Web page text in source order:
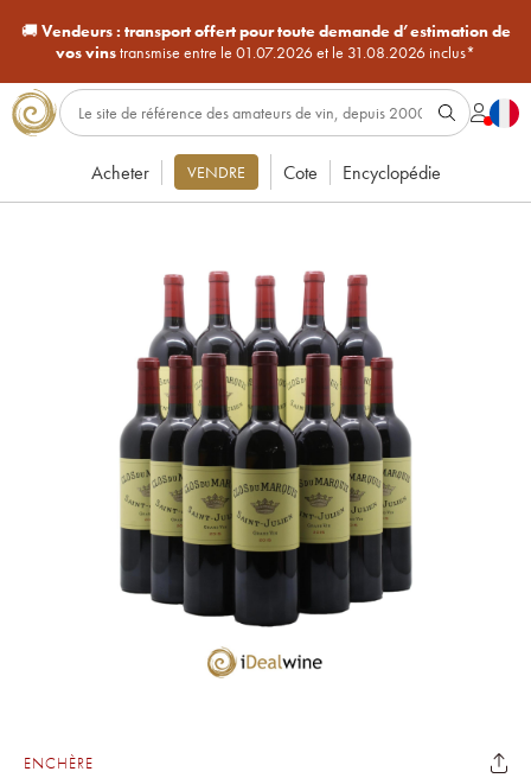
🚚Vendeurs : transport offert pour toute demande d’estimation de
vos vinstransmise entre le 01.07.2026 et le 31.08.2026 inclus*
Acheter VENDRE Cote Encyclopédie
ENCHÈRE